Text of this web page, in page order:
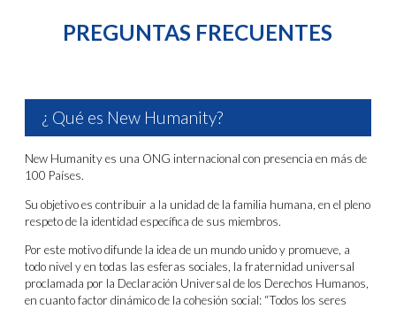
PREGUNTAS FRECUENTES
¿ Qué es New Humanity?
New Humanity es una ONG internacional con presencia en más de
100 Países.
Su objetivo es contribuir a la unidad de la familia humana, en el pleno
respeto de la identidad específica de sus miembros.
Por este motivo difunde la idea de un mundo unido y promueve, a
todo nivel y en todas las esferas sociales, la fraternidad universal
proclamada por la Declaración Universal de los Derechos Humanos,
en cuanto factor dinámico de la cohesión social: “Todos los seres